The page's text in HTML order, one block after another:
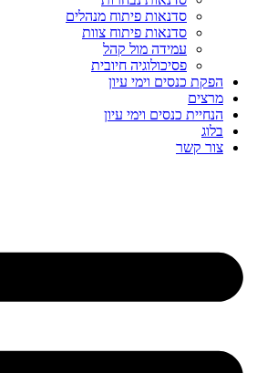
סדנאות פיתוח מנהלים
סדנאות פיתוח צוות
עמידה מול קהל
פסיכולוגיה חיובית
הפקת כנסים וימי עיון
מרצים
הנחיית כנסים וימי עיון
בלוג
צור קשר